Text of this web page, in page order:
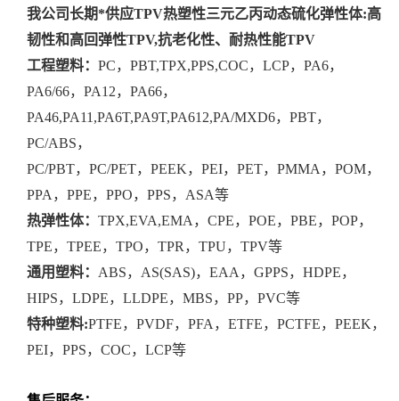
我公司长期*供应TPV热塑性三元乙丙动态硫化弹性体:高
韧性和高回弹性TPV,抗老化性、耐热性能TPV
工程塑料： PC，PBT,TPX,PPS,COC，LCP，PA6，
PA6/66，PA12，PA66，
PA46,PA11,PA6T,PA9T,PA612,PA/MXD6，PBT，
PC/ABS，
PC/PBT，PC/PET，PEEK，PEI，PET，PMMA，POM，
PPA，PPE，PPO，PPS，ASA等
热弹性体： TPX,EVA,EMA，CPE，POE，PBE，POP，
TPE，TPEE，TPO，TPR，TPU，TPV等
通用塑料： ABS，AS(SAS)，EAA，GPPS，HDPE，
HIPS，LDPE，LLDPE，MBS，PP，PVC等
特种塑料:PTFE，PVDF，PFA，ETFE，PCTFE，PEEK，
PEI，PPS，COC，LCP等